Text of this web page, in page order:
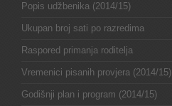
Popis udžbenika (2014/15)
Ukupan broj sati po razredima
Raspored primanja roditelja
Vremenici pisanih provjera (2014/15)
Godišnji plan i program (2014/15)